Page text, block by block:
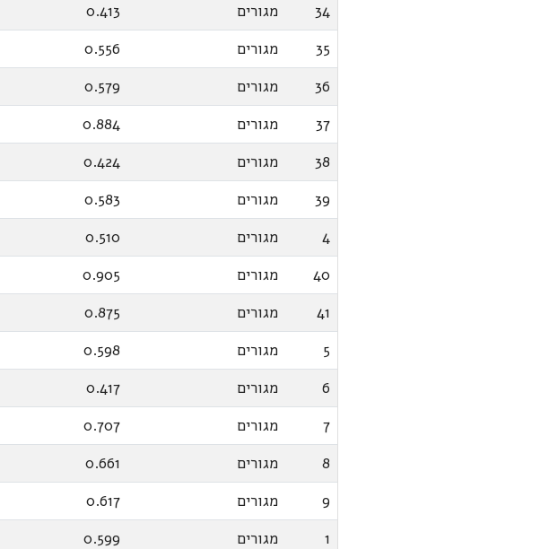
34
מגורים
0.413
35
מגורים
0.556
36
מגורים
0.579
37
מגורים
0.884
38
מגורים
0.424
39
מגורים
0.583
4
מגורים
0.510
40
מגורים
0.905
41
מגורים
0.875
5
מגורים
0.598
6
מגורים
0.417
7
מגורים
0.707
8
מגורים
0.661
9
מגורים
0.617
1
מגורים
0.599